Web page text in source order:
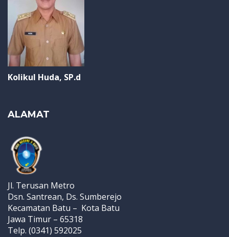
Kolikul Huda, SP.d
ALAMAT
Jl. Terusan Metro
Dsn. Santrean, Ds. Sumberejo
Kecamatan Batu – Kota Batu
Jawa Timur – 65318
Telp. (0341) 592025